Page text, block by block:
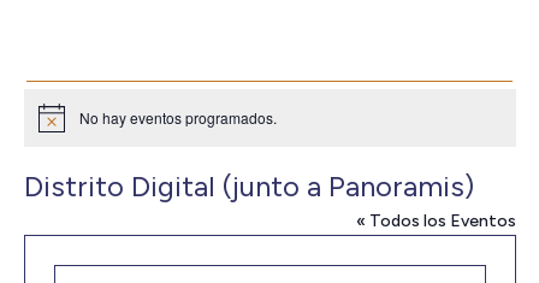
Aviso No hay eventos programados.
Distrito Digital (junto a Panoramis)
« Todos los Eventos